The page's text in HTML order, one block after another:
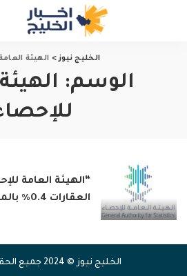
الخليج نيوز> الهيئة
الوسم:
“الهيئة العامة
العقارات 0.4% بالمملكة
الخليج نيوز © 2024 جميع الحقوق محفوظة.